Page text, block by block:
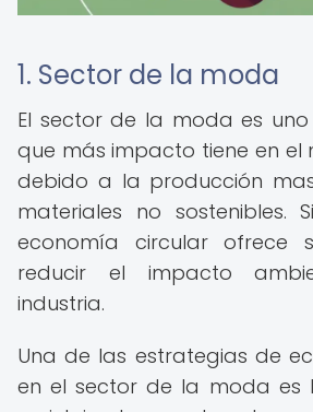
1. Sector de la moda
El sector de la moda es
que más impacto tiene en el
debido a la producción
materiales no sostenibles.
economía circular ofrece
reducir el impacto
industria.
Una de las estrategias de
en el sector de la moda es